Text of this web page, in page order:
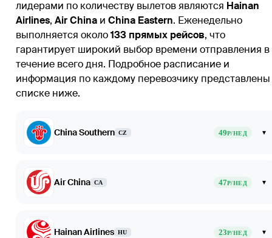
лидерами по количеству вылетов являются Hainan
Airlines, Air China и China Eastern. Еженедельно
выполняется около133 прямых рейсов, что
гарантирует широкий выбор времени отправления в
течение всего дня. Подробное расписание и
информация по каждому перевозчику представлены
списке ниже.
China Southern CZ 49Р/НЕД ▾
Air China CA 47Р/НЕД ▾
Hainan Airlines HU 23Р/НЕД ▾